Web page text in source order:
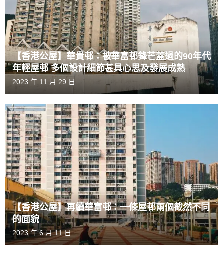
【香港公屋】華貴邨：被華富邨鋒芒蓋過的90年代
年輕屋邨 多個設計細節甚具心思及發展成熟
2023 年 11 月 29 日
【香港公屋】再續華富邨：一條屋邨兩個截然不同
的面貌
2023 年 6 月 11 日